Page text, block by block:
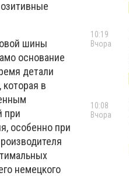
шины
основание
детали
в
при
особенно при
немецкого
10:19
Вчора
10:08
Вчора